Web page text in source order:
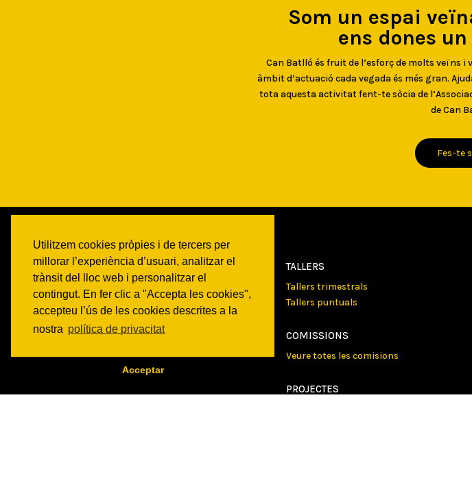
Utilitzem cookies pròpies i de tercers per
millorar l’experiència d’usuari, analitzar el
trànsit del lloc web i personalitzar el
contingut. En fer clic a "Accepta les cookies",
accepteu l’ús de les cookies descrites a la
nostra política de privacitat
Acceptar
Som un espai
ens dones
Can Batlló és fruit de l’esforç de molts veïns
àmbit d’actuació cada vegada és més gran.
tota aquesta activitat fent-te sòcia de
de Can
Fes-te
CANBATLLÓ
Historia
Transparencia
TALLERS
Tallers trimestrals
Tallers puntuals
COMISSIONS
Veure totes les comisions
PROJECTES